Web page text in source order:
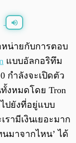
0:00
หน่ายกับการตอบ
แบบอัลกอริทึม
กำลังจะเปิดตัว
งหมดโดย Tron
ปยังที่อยู่แบบ
รามีเงินเยอะมาก
มาจากไหน’ ได้